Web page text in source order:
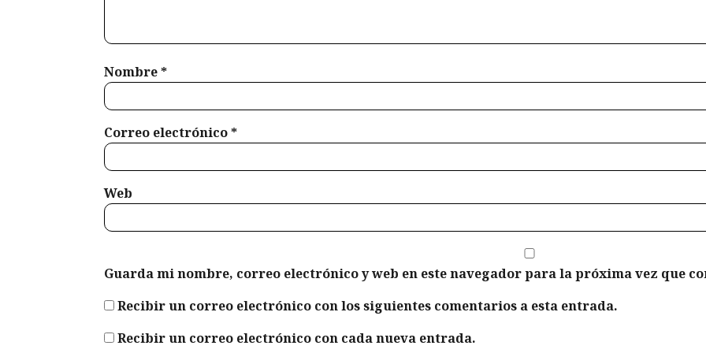
Nombre*
Correo electrónico*
Web
Guarda mi nombre, correo electrónico y web en este navegador para la próxima vez que
Recibir un correo electrónico con los siguientes comentarios a esta entrada.
Recibir un correo electrónico con cada nueva entrada.